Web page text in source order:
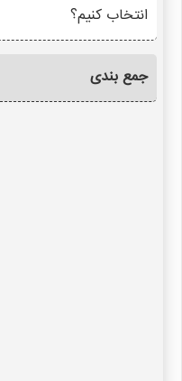
انتخاب کنیم؟
جمع بندی